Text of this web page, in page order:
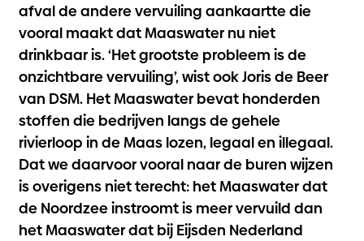
afval de andere vervuiling aankaartte die
vooral maakt dat Maaswater nu niet
drinkbaar is. ‘Het grootste probleem is de
onzichtbare vervuiling’, wist ook Joris de Beer
van DSM. Het Maaswater bevat honderden
stoffen die bedrijven langs de gehele
rivierloop in de Maas lozen, legaal en illegaal.
Dat we daarvoor vooral naar de buren wijzen
is overigens niet terecht: het Maaswater dat
de Noordzee instroomt is meer vervuild dan
het Maaswater dat bij Eijsden Nederland